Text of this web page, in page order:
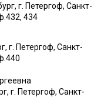
г. Петергоф, Санкт-
434
г. Петергоф, Санкт-
г. Петергоф, Санкт-